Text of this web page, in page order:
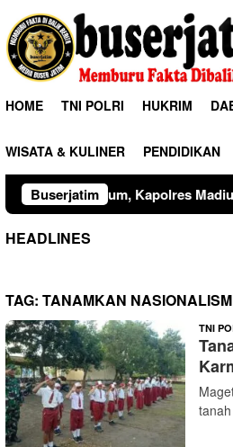
HOME TNI POLRI HUKRIM
WISATA & KULINER PENDIDIKAN
Buserjatim
Kapolres Madiun dan Kajari
HEADLINES
TAG: TANAMKAN
TNI